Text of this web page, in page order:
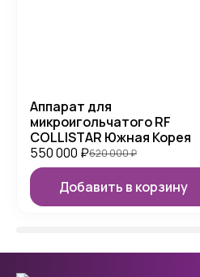
Аппарат для
микроигольчатого RF
COLLISTAR Южная Корея
550 000 ₽620 000₽
Добавить в корзину